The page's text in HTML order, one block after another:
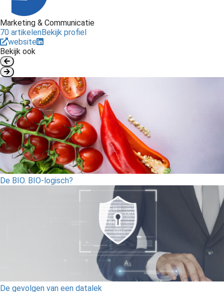
Marketing & Communicatie
70 artikelenBekijk profiel
website
Bekijk ook
De BIO. BIO-logisch?
De gevolgen van een datalek